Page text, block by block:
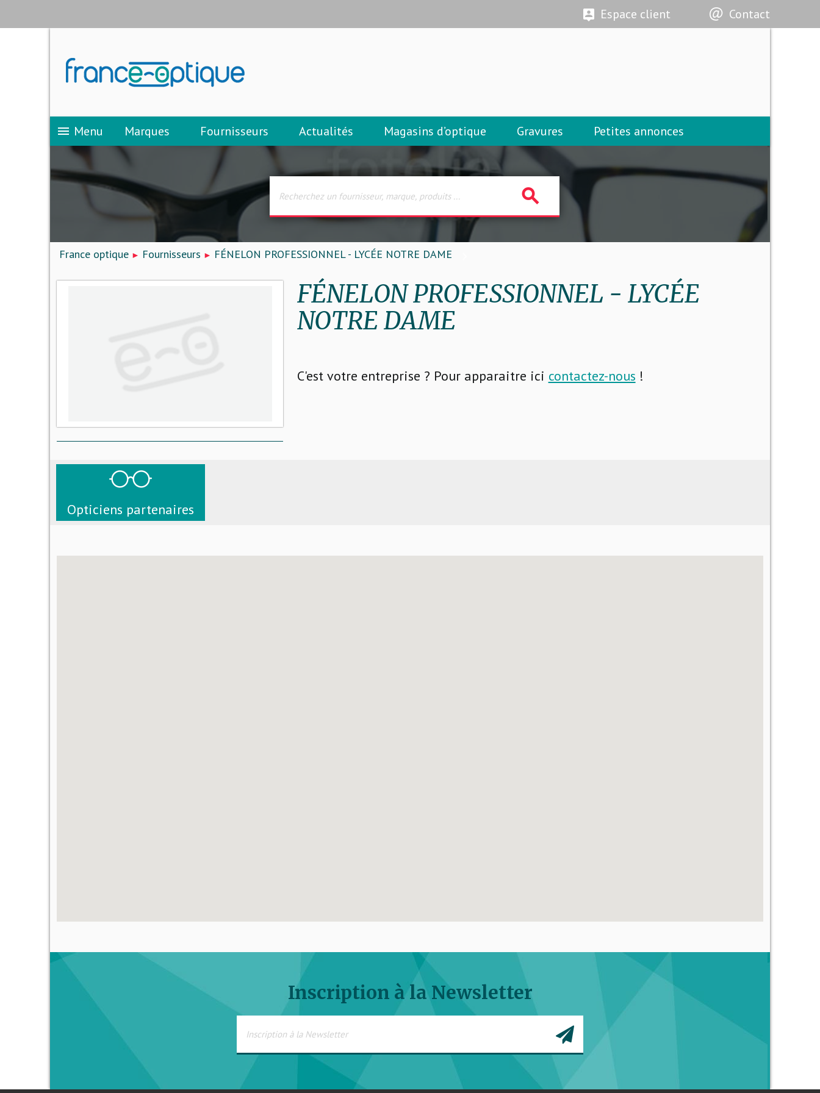
Espace client Contact
menu Menu Marques Fournisseurs Actualités Magasins d’optique Gravures Petites annonces
search
France optique Fournisseurs FÉNELON PROFESSIONNEL - LYCÉE NOTRE DAME
FÉNELON PROFESSIONNEL - LYCÉE
NOTRE DAME
C'est votre entreprise ? Pour apparaitre ici contactez-nous !
Opticiens partenaires
Inscription à la Newsletter